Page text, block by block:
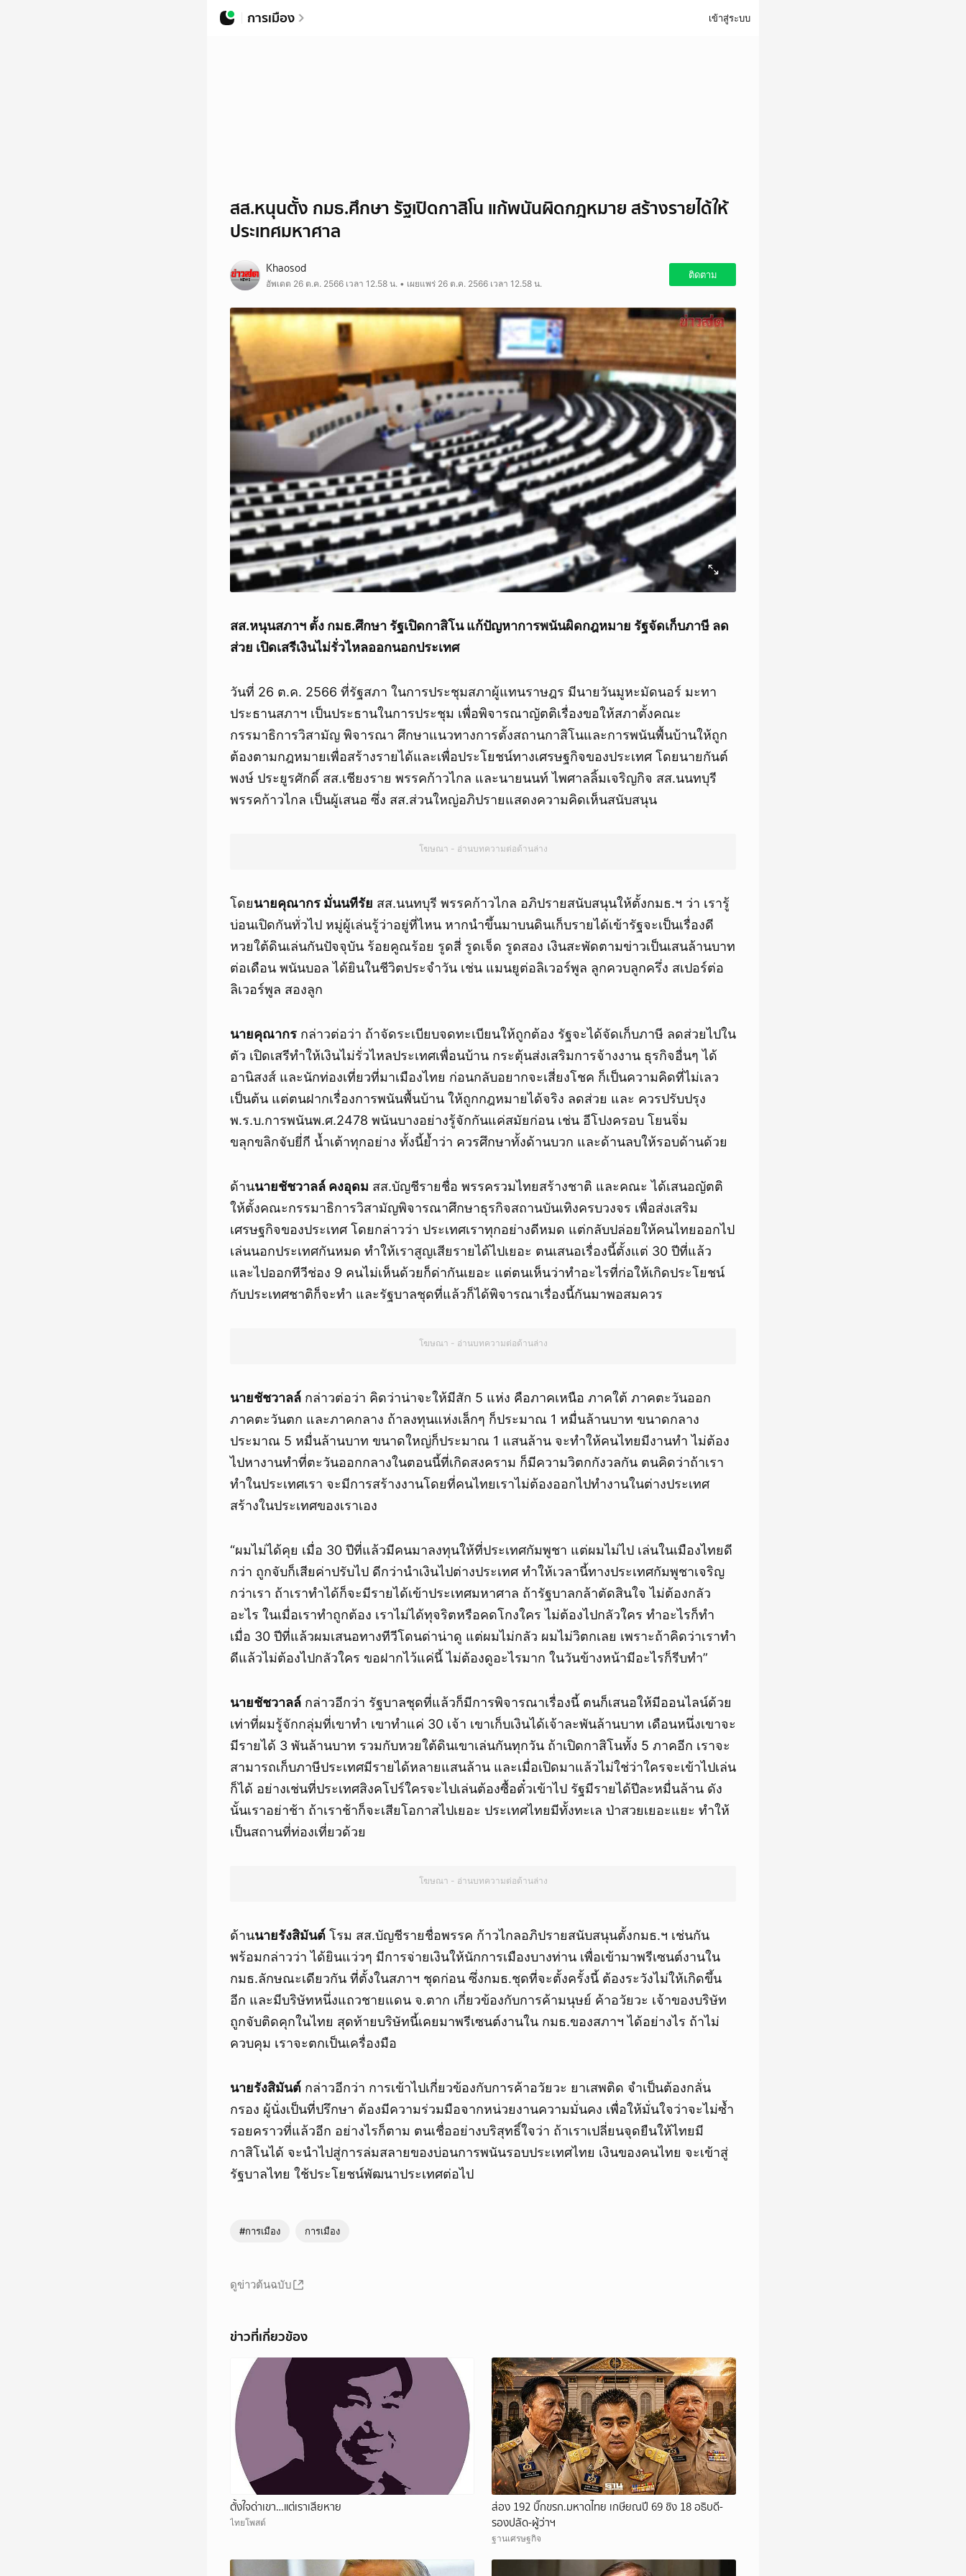
การเมือง เข้าสู่ระบบ
สส.หนุนตั้ง กมธ.ศึกษา รัฐเปิดกาสิโน แก้พนันผิดกฎหมาย สร้างรายได้ให้
ประเทศมหาศาล
Khaosod
อัพเดต 26 ต.ค. 2566 เวลา 12.58 น. • เผยแพร่ 26 ต.ค. 2566 เวลา 12.58 น.
ติดตาม
สส.หนุนสภาฯ ตั้ง กมธ.ศึกษา รัฐเปิดกาสิโน แก้ปัญหาการพนันผิดกฎหมาย รัฐจัดเก็บภาษี ลด
ส่วย เปิดเสรีเงินไม่รั่วไหลออกนอกประเทศ
วันที่ 26 ต.ค. 2566 ที่รัฐสภา ในการประชุมสภาผู้แทนราษฎร มีนายวันมูหะมัดนอร์ มะทา
ประธานสภาฯ เป็นประธานในการประชุม เพื่อพิจารณาญัตติเรื่องขอให้สภาตั้งคณะ
กรรมาธิการวิสามัญ พิจารณา ศึกษาแนวทางการตั้งสถานกาสิโนและการพนันพื้นบ้านให้ถูก
ต้องตามกฎหมายเพื่อสร้างรายได้และเพื่อประโยชน์ทางเศรษฐกิจของประเทศ โดยนายกันต์
พงษ์ ประยูรศักดิ์ สส.เชียงราย พรรคก้าวไกล และนายนนท์ ไพศาลลิ้มเจริญกิจ สส.นนทบุรี
พรรคก้าวไกล เป็นผู้เสนอ ซึ่ง สส.ส่วนใหญ่อภิปรายแสดงความคิดเห็นสนับสนุน
โฆษณา - อ่านบทความต่อด้านล่าง
โดยนายคุณากร มั่นนทีรัย สส.นนทบุรี พรรคก้าวไกล อภิปรายสนับสนุนให้ตั้งกมธ.ฯ ว่า เรารู้
บ่อนเปิดกันทั่วไป หมู่ผู้เล่นรู้ว่าอยู่ที่ไหน หากนำขึ้นมาบนดินเก็บรายได้เข้ารัฐจะเป็นเรื่องดี
หวยใต้ดินเล่นกันปัจจุบัน ร้อยคูณร้อย รูดสี่ รูดเจ็ด รูดสอง เงินสะพัดตามข่าวเป็นเสนล้านบาท
ต่อเดือน พนันบอล ได้ยินในชีวิตประจำวัน เช่น แมนยูต่อลิเวอร์พูล ลูกควบลูกครึ่ง สเปอร์ต่อ
ลิเวอร์พูล สองลูก
นายคุณากร กล่าวต่อว่า ถ้าจัดระเบียบจดทะเบียนให้ถูกต้อง รัฐจะได้จัดเก็บภาษี ลดส่วยไปใน
ตัว เปิดเสรีทำให้เงินไม่รั่วไหลประเทศเพื่อนบ้าน กระตุ้นส่งเสริมการจ้างงาน ธุรกิจอื่นๆ ได้
อานิสงส์ และนักท่องเที่ยวที่มาเมืองไทย ก่อนกลับอยากจะเสี่ยงโชค ก็เป็นความคิดที่ไม่เลว
เป็นต้น แต่ตนฝากเรื่องการพนันพื้นบ้าน ให้ถูกกฎหมายได้จริง ลดส่วย และ ควรปรับปรุง
พ.ร.บ.การพนันพ.ศ.2478 พนันบางอย่างรู้จักกันแค่สมัยก่อน เช่น อีโปงครอบ โยนจิ่ม
ขลุกขลิกจับยี่กี น้ำเต้าทุกอย่าง ทั้งนี้ย้ำว่า ควรศึกษาทั้งด้านบวก และด้านลบให้รอบด้านด้วย
ด้านนายชัชวาลล์ คงอุดม สส.บัญชีรายชื่อ พรรครวมไทยสร้างชาติ และคณะ ได้เสนอญัตติ
ให้ตั้งคณะกรรมาธิการวิสามัญพิจารณาศึกษาธุรกิจสถานบันเทิงครบวงจร เพื่อส่งเสริม
เศรษฐกิจของประเทศ โดยกล่าวว่า ประเทศเราทุกอย่างดีหมด แต่กลับปล่อยให้คนไทยออกไป
เล่นนอกประเทศกันหมด ทำให้เราสูญเสียรายได้ไปเยอะ ตนเสนอเรื่องนี้ตั้งแต่ 30 ปีที่แล้ว
และไปออกทีวีช่อง 9 คนไม่เห็นด้วยก็ด่ากันเยอะ แต่ตนเห็นว่าทำอะไรที่ก่อให้เกิดประโยชน์
กับประเทศชาติก็จะทำ และรัฐบาลชุดที่แล้วก็ได้พิจารณาเรื่องนี้กันมาพอสมควร
โฆษณา - อ่านบทความต่อด้านล่าง
นายชัชวาลล์ กล่าวต่อว่า คิดว่าน่าจะให้มีสัก 5 แห่ง คือภาคเหนือ ภาคใต้ ภาคตะวันออก
ภาคตะวันตก และภาคกลาง ถ้าลงทุนแห่งเล็กๆ ก็ประมาณ 1 หมื่นล้านบาท ขนาดกลาง
ประมาณ 5 หมื่นล้านบาท ขนาดใหญ่ก็ประมาณ 1 แสนล้าน จะทำให้คนไทยมีงานทำ ไม่ต้อง
ไปหางานทำที่ตะวันออกกลางในตอนนี้ที่เกิดสงคราม ก็มีความวิตกกังวลกัน ตนคิดว่าถ้าเรา
ทำในประเทศเรา จะมีการสร้างงานโดยที่คนไทยเราไม่ต้องออกไปทำงานในต่างประเทศ
สร้างในประเทศของเราเอง
“ผมไม่ได้คุย เมื่อ 30 ปีที่แล้วมีคนมาลงทุนให้ที่ประเทศกัมพูชา แต่ผมไม่ไป เล่นในเมืองไทยดี
กว่า ถูกจับก็เสียค่าปรับไป ดีกว่านำเงินไปต่างประเทศ ทำให้เวลานี้ทางประเทศกัมพูชาเจริญ
กว่าเรา ถ้าเราทำได้ก็จะมีรายได้เข้าประเทศมหาศาล ถ้ารัฐบาลกล้าตัดสินใจ ไม่ต้องกลัว
อะไร ในเมื่อเราทำถูกต้อง เราไม่ได้ทุจริตหรือคดโกงใคร ไม่ต้องไปกลัวใคร ทำอะไรก็ทำ
เมื่อ 30 ปีที่แล้วผมเสนอทางทีวีโดนด่าน่าดู แต่ผมไม่กลัว ผมไม่วิตกเลย เพราะถ้าคิดว่าเราทำ
ดีแล้วไม่ต้องไปกลัวใคร ขอฝากไว้แค่นี้ ไม่ต้องดูอะไรมาก ในวันข้างหน้ามีอะไรก็รีบทำ”
นายชัชวาลล์ กล่าวอีกว่า รัฐบาลชุดที่แล้วก็มีการพิจารณาเรื่องนี้ ตนก็เสนอให้มีออนไลน์ด้วย
เท่าที่ผมรู้จักกลุ่มที่เขาทำ เขาทำแค่ 30 เจ้า เขาเก็บเงินได้เจ้าละพันล้านบาท เดือนหนึ่งเขาจะ
มีรายได้ 3 พันล้านบาท รวมกับหวยใต้ดินเขาเล่นกันทุกวัน ถ้าเปิดกาสิโนทั้ง 5 ภาคอีก เราจะ
สามารถเก็บภาษีประเทศมีรายได้หลายแสนล้าน และเมื่อเปิดมาแล้วไม่ใช่ว่าใครจะเข้าไปเล่น
ก็ได้ อย่างเช่นที่ประเทศสิงคโปร์ใครจะไปเล่นต้องซื้อตั๋วเข้าไป รัฐมีรายได้ปีละหมื่นล้าน ดัง
นั้นเราอย่าช้า ถ้าเราช้าก็จะเสียโอกาสไปเยอะ ประเทศไทยมีทั้งทะเล ป่าสวยเยอะแยะ ทำให้
เป็นสถานที่ท่องเที่ยวด้วย
โฆษณา - อ่านบทความต่อด้านล่าง
ด้านนายรังสิมันต์ โรม สส.บัญชีรายชื่อพรรค ก้าวไกลอภิปรายสนับสนุนตั้งกมธ.ฯ เช่นกัน
พร้อมกล่าวว่า ได้ยินแว่วๆ มีการจ่ายเงินให้นักการเมืองบางท่าน เพื่อเข้ามาพรีเซนต์งานใน
กมธ.ลักษณะเดียวกัน ที่ตั้งในสภาฯ ชุดก่อน ซึ่งกมธ.ชุดที่จะตั้งครั้งนี้ ต้องระวังไม่ให้เกิดขึ้น
อีก และมีบริษัทหนึ่งแถวชายแดน จ.ตาก เกี่ยวข้องกับการค้ามนุษย์ ค้าอวัยวะ เจ้าของบริษัท
ถูกจับติดคุกในไทย สุดท้ายบริษัทนี้เคยมาพรีเซนต์งานใน กมธ.ของสภาฯ ได้อย่างไร ถ้าไม่
ควบคุม เราจะตกเป็นเครื่องมือ
นายรังสิมันต์ กล่าวอีกว่า การเข้าไปเกี่ยวข้องกับการค้าอวัยวะ ยาเสพติด จำเป็นต้องกลั่น
กรอง ผู้นั่งเป็นที่ปรึกษา ต้องมีความร่วมมือจากหน่วยงานความมั่นคง เพื่อให้มั่นใจว่าจะไม่ซ้ำ
รอยคราวที่แล้วอีก อย่างไรก็ตาม ตนเชื่ออย่างบริสุทธิ์ใจว่า ถ้าเราเปลี่ยนจุดยืนให้ไทยมี
กาสิโนได้ จะนำไปสู่การล่มสลายของบ่อนการพนันรอบประเทศไทย เงินของคนไทย จะเข้าสู่
รัฐบาลไทย ใช้ประโยชน์พัฒนาประเทศต่อไป
#การเมือง การเมือง
ดูข่าวต้นฉบับ
ข่าวที่เกี่ยวข้อง
ตั้งใจด่าเขา…แต่เราเสียหาย
ไทยโพสต์
ส่อง 192 บิ๊กขรก.มหาดไทย เกษียณปี 69 ชิง 18 อธิบดี-
รองปลัด-ผู้ว่าฯ
ฐานเศรษฐกิจ
ยกเลิก